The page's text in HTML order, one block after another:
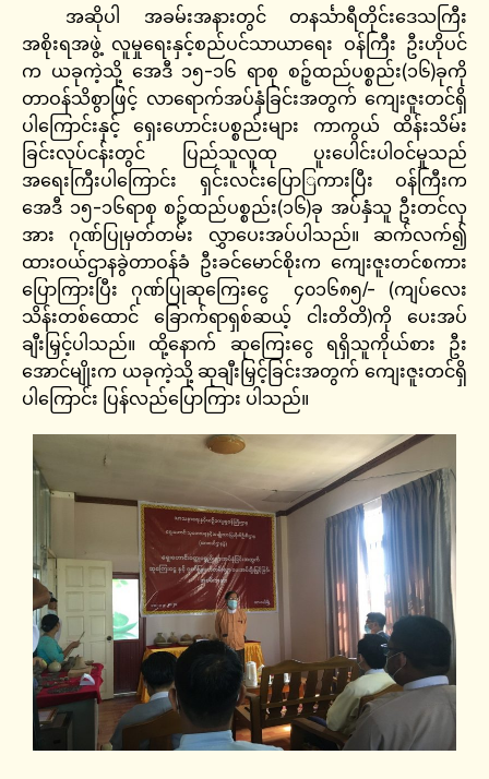
အဆိုပါ အခမ်းအနားတွင် တနင်္သာရီတိုင်းဒေသကြီး
အစိုးရအဖွဲ့ လူမှုရေးနှင့်စည်ပင်သာယာရေး ဝန်ကြီး ဦးဟိုပင်
က ယခုကဲ့သို့ အေဒီ ၁၅-၁၆ ရာစု စဉ့်ထည်ပစ္စည်း(၁၆)ခုကို
တာဝန်သိစွာဖြင့် လာရောက်အပ်နှံခြင်းအတွက် ကျေးဇူးတင်ရှိ
ပါကြောင်းနှင့် ရှေးဟောင်းပစ္စည်းများ ကာကွယ် ထိန်းသိမ်း
ခြင်းလုပ်ငန်းတွင် ပြည်သူလူထု ပူးပေါင်းပါဝင်မှုသည်
အရေးကြီးပါကြောင်း ရှင်းလင်းပြောြကားပြီး ဝန်ကြီးက
အေဒီ ၁၅-၁၆ရာစု စဉ့်ထည်ပစ္စည်း(၁၆)ခု အပ်နှံသူ ဦးတင်လှ
အား ဂုဏ်ပြုမှတ်တမ်း လွှာပေးအပ်ပါသည်။ ဆက်လက်၍
ထားဝယ်ဌာနခွဲတာဝန်ခံ ဦးခင်မောင်စိုးက ကျေးဇူးတင်စကား
ပြောကြားပြီး ဂုဏ်ပြုဆုကြေးငွေ ၄၀၁၆၈၅/- (ကျပ်လေး
သိန်းတစ်ထောင် ခြောက်ရာရှစ်ဆယ့် ငါးတိတိ)ကို ပေးအပ်
ချီးမြှင့်ပါသည်။ ထို့နောက် ဆုကြေးငွေ ရရှိသူကိုယ်စား ဦး
အောင်မျိုးက ယခုကဲ့သို့ ဆုချီးမြှင့်ခြင်းအတွက် ကျေးဇူးတင်ရှိ
ပါကြောင်း ပြန်လည်ပြောကြား ပါသည်။